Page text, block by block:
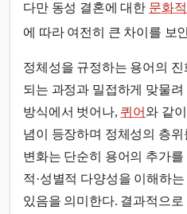
다만 동성 결혼에 대한 문화
에 따라 여전히 큰 차이를 보
정체성을 규정하는 용어의
되는 과정과 밀접하게 맞물
방식에서 벗어나, 퀴어 와 같
념이 등장하며 정체성의 층
변화는 단순히 용어의 추가
적·성별적 다양성을 이해하
있음을 의미한다. 결과적으